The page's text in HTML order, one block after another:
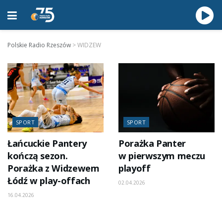
Polskie Radio Rzeszów >WIDZEW
SPORT
Łańcuckie Pantery
kończą sezon.
Porażka z Widzewem
Łódź w play-offach
16.04.2026
SPORT
Porażka Panter
w pierwszym meczu
playoff
02.04.2026